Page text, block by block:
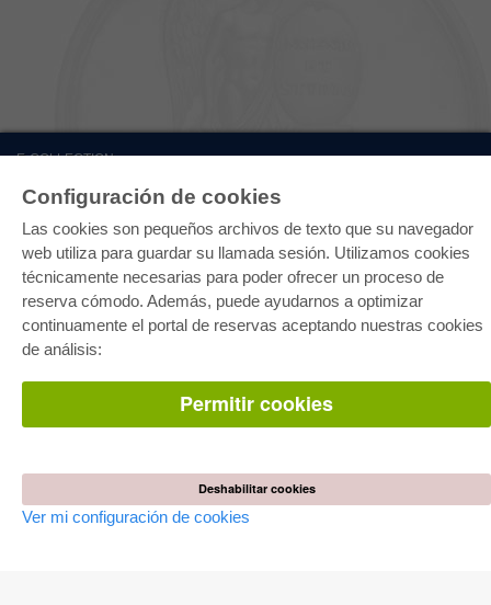
Configuración de cookies
Las cookies son pequeños archivos de texto que su navegador
web utiliza para guardar su llamada sesión. Utilizamos cookies
técnicamente necesarias para poder ofrecer un proceso de
reserva cómodo. Además, puede ayudarnos a optimizar
continuamente el portal de reservas aceptando nuestras cookies
de análisis:
Permitir cookies
Deshabilitar cookies
Ver mi configuración de cookies
E-COLLECTION
Paquete entero
Paquete de especialidades
Pick & Choose
Facilitación de E-Books
Preguntas mas frequentes(FAQ)
TIENDA ONLINE
Todos los autores
Las devoluciones
Publicar volumen del congreso